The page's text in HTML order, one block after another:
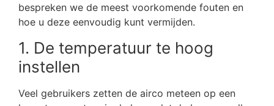
bespreken we de meest voorkomende fouten en
hoe u deze eenvoudig kunt vermijden.
1. De temperatuur te hoog
instellen
Veel gebruikers zetten de airco meteen op een